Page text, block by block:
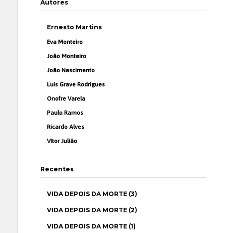
Autores
Ernesto Martins
Eva Monteiro
João Monteiro
João Nascimento
Luís Grave Rodrigues
Onofre Varela
Paulo Ramos
Ricardo Alves
Vítor Julião
Recentes
VIDA DEPOIS DA MORTE (3)
VIDA DEPOIS DA MORTE (2)
VIDA DEPOIS DA MORTE (1)